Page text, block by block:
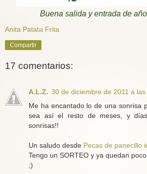
Buena salida y entrada de
Anita Patata Frita
Compartir
17 comentarios:
A.L.Z. 30 de diciembre de 2011 a
Me ha encantado lo de una sonrisa
sea así el resto de meses, y
sonrisas!!
Un saludo desde Pecas de panecillo
Tengo un SORTEO y ya quedan
;)